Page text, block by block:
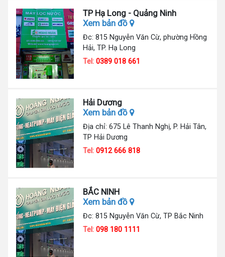
TP Hạ Long - Quảng Ninh
Xem bản đồ
Đc: 815 Nguyễn Văn Cừ, phường Hồng
Hải, TP. Hạ Long
Tel:0389 018 661
Hải Dương
Xem bản đồ
Địa chỉ: 675 Lê Thanh Nghị, P. Hải Tân,
TP Hải Dương
Tel:0912 666 818
BẮC NINH
Xem bản đồ
Đc: 815 Nguyễn Văn Cừ, TP Bắc Ninh
Tel:098 180 1111